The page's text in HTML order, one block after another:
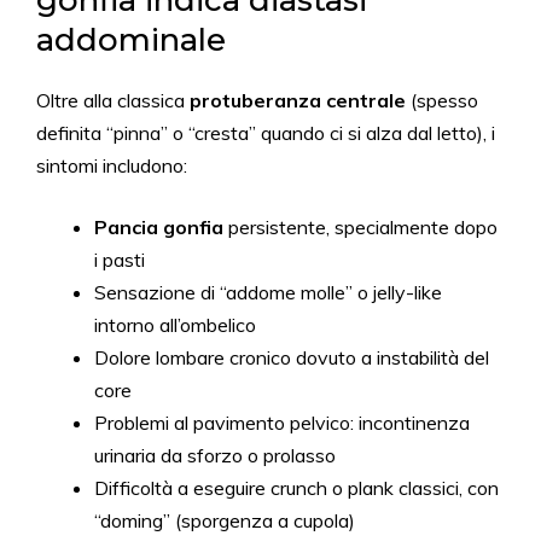
addominale
Oltre alla classica protuberanza centrale (spesso
definita “pinna” o “cresta” quando ci si alza dal letto), i
sintomi includono:
Pancia gonfia persistente, specialmente dopo
i pasti
Sensazione di “addome molle” o jelly-like
intorno all’ombelico
Dolore lombare cronico dovuto a instabilità del
core
Problemi al pavimento pelvico: incontinenza
urinaria da sforzo o prolasso
Difficoltà a eseguire crunch o plank classici, con
“doming” (sporgenza a cupola)